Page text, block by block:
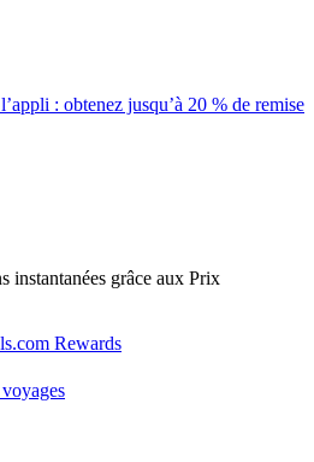
: obtenez jusqu’à 20 % de remise
instantanées grâce aux Prix
Rewards